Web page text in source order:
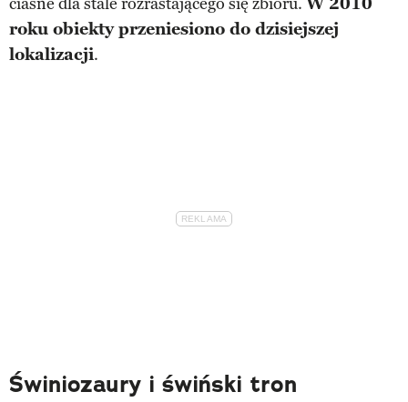
roku obiekty przeniesiono do dzisiejszej
lokalizacji.
Świniozaury i świński tron